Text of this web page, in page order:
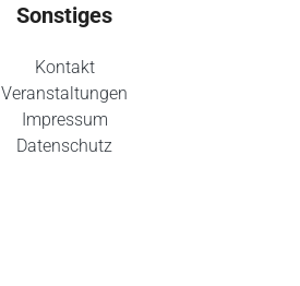
Sonstiges
Kontakt
Veranstaltungen
Impressum
Datenschutz